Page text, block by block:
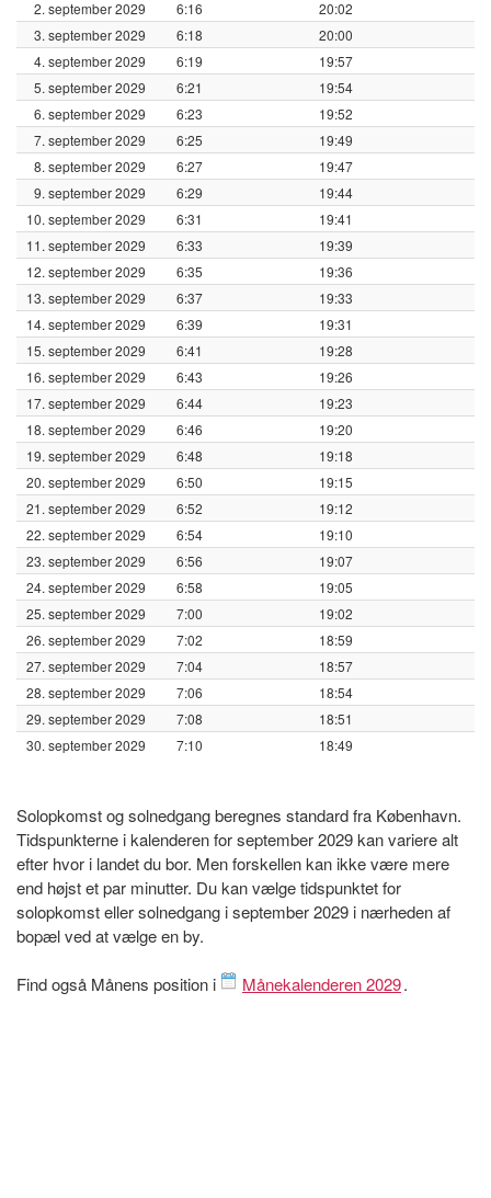
2. september 2029 6:16
20:02
3. september 2029
6:18
20:00
4. september 2029
6:19
19:57
5. september 2029
6:21
19:54
6. september 2029
6:23
19:52
7. september 2029
6:25
19:49
8. september 2029
6:27
19:47
9. september 2029
6:29
19:44
10. september 2029
6:31
19:41
11. september 2029
6:33
19:39
12. september 2029
6:35
19:36
13. september 2029
6:37
19:33
14. september 2029
6:39
19:31
15. september 2029
6:41
19:28
16. september 2029
6:43
19:26
17. september 2029
6:44
19:23
18. september 2029
6:46
19:20
19. september 2029
6:48
19:18
20. september 2029
6:50
19:15
21. september 2029
6:52
19:12
22. september 2029
6:54
19:10
23. september 2029
6:56
19:07
24. september 2029
6:58
19:05
25. september 2029
7:00
19:02
26. september 2029
7:02
18:59
27. september 2029
7:04
18:57
28. september 2029
7:06
18:54
29. september 2029
7:08
18:51
30. september 2029
7:10 18:49
Solopkomst og solnedgang beregnes standard fra København.
Tidspunkterne i kalenderen for september 2029 kan variere alt
efter hvor i landet du bor. Men forskellen kan ikke være mere
end højst et par minutter. Du kan vælge tidspunktet for
solopkomst eller solnedgang i september 2029 i nærheden af
bopæl ved at vælge en by.
Find også Månens position i Månekalenderen 2029.